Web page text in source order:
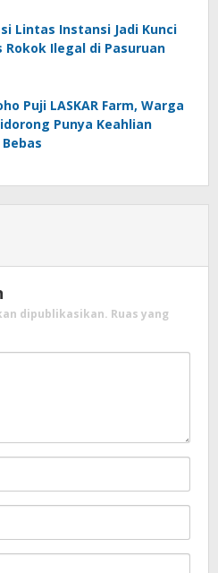
Lintas Instansi Jadi Kunci
Rokok Ilegal di Pasuruan
Puji LASKAR Farm, Warga
Punya Keahlian
dipublikasikan. Ruas yang